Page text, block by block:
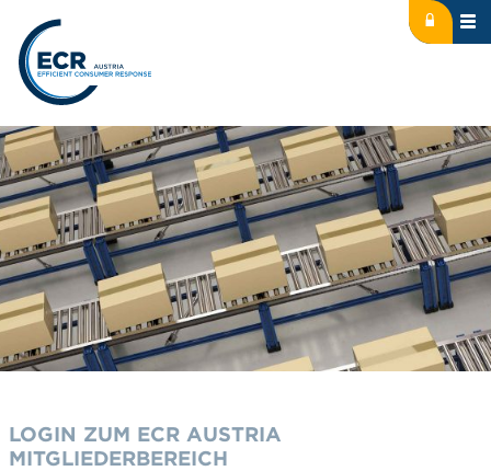
Logo: ECR Austria Icon:
LOGIN ZUM ECR AUSTRIA
MITGLIEDERBEREICH